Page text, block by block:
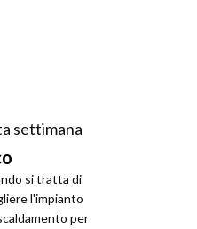
settimana
si tratta di
l'impianto
per